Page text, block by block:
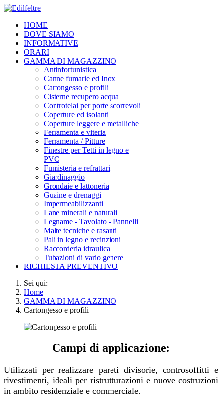
HOME
DOVE SIAMO
INFORMATIVE
ORARI
GAMMA DI MAGAZZINO
Antinfortunistica
Canne fumarie ed Inox
Cartongesso e profili
Cisterne recupero acqua
Controtelai per porte scorrevoli
Coperture ed isolanti
Coperture leggere e metalliche
Ferramenta e viteria
Ferramenta / Pitture
Finestre per Tetti in legno e
PVC
Fumisteria e refrattari
Giardinaggio
Grondaie e lattoneria
Guaine e drenaggi
Impermeabilizzanti
Lane minerali e naturali
Legname - Tavolato - Pannelli
Malte tecniche e rasanti
Pali in legno e recinzioni
Raccorderia idraulica
Tubazioni di vario genere
RICHIESTA PREVENTIVO
Sei qui:
Home
GAMMA DI MAGAZZINO
Cartongesso e profili
Campi di applicazione:
Utilizzati per realizzare pareti divisorie, controsoffitti e
rivestimenti, ideali per ristrutturazioni e nuove costruzioni
in ambito residenziale e commerciale.